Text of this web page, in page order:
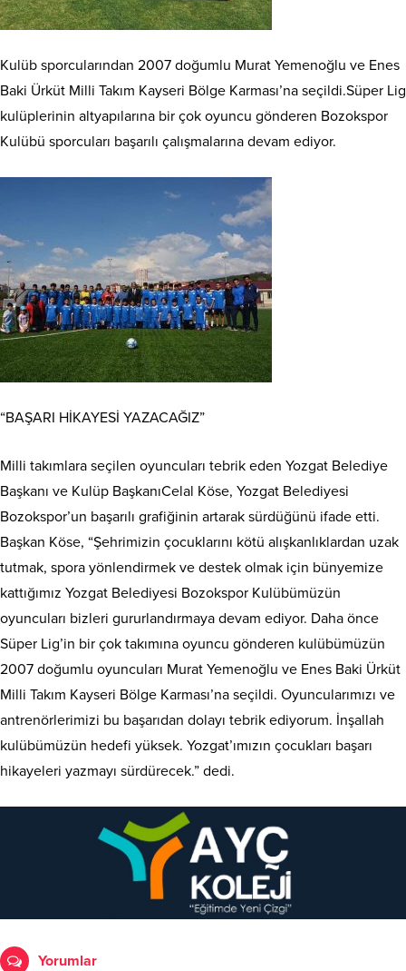
Kulüb sporcularından 2007 doğumlu Murat Yemenoğlu ve Enes
Baki Ürküt Milli Takım Kayseri Bölge Karması’na seçildi.Süper Lig
kulüplerinin altyapılarına bir çok oyuncu gönderen Bozokspor
Kulübü sporcuları başarılı çalışmalarına devam ediyor.
“BAŞARI HİKAYESİ YAZACAĞIZ”
Milli takımlara seçilen oyuncuları tebrik eden Yozgat Belediye
Başkanı ve Kulüp BaşkanıCelal Köse, Yozgat Belediyesi
Bozokspor’un başarılı grafiğinin artarak sürdüğünü ifade etti.
Başkan Köse, “Şehrimizin çocuklarını kötü alışkanlıklardan uzak
tutmak, spora yönlendirmek ve destek olmak için bünyemize
kattığımız Yozgat Belediyesi Bozokspor Kulübümüzün
oyuncuları bizleri gururlandırmaya devam ediyor. Daha önce
Süper Lig’in bir çok takımına oyuncu gönderen kulübümüzün
2007 doğumlu oyuncuları Murat Yemenoğlu ve Enes Baki Ürküt
Milli Takım Kayseri Bölge Karması’na seçildi. Oyuncularımızı ve
antrenörlerimizi bu başarıdan dolayı tebrik ediyorum. İnşallah
kulübümüzün hedefi yüksek. Yozgat’ımızın çocukları başarı
hikayeleri yazmayı sürdürecek.” dedi.
Yorumlar